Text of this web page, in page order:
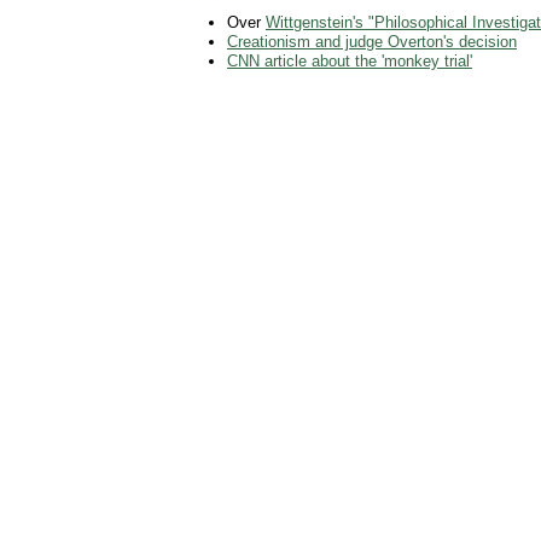
Over Wittgenstein's "Philosophical
Creationism and judge Overton's decision
CNN article about the 'monkey trial'